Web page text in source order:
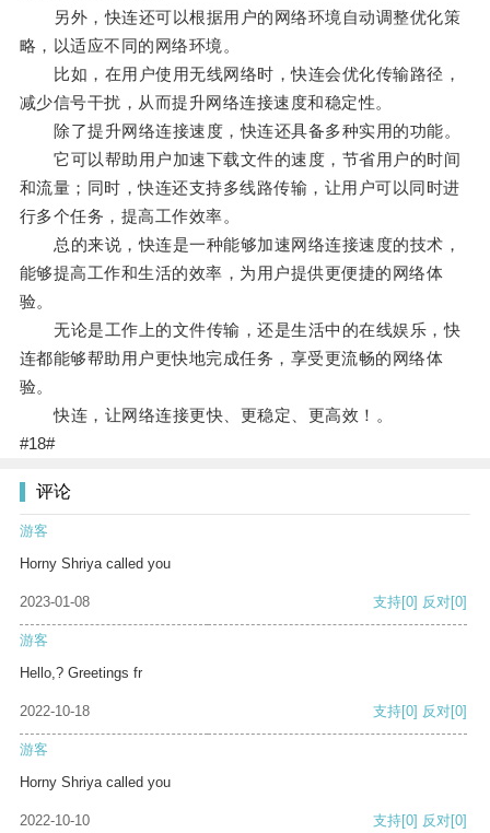
另外，快连还可以根据用户的网络环境自动调整优化策
略，以适应不同的网络环境。
比如，在用户使用无线网络时，快连会优化传输路径，
减少信号干扰，从而提升网络连接速度和稳定性。
除了提升网络连接速度，快连还具备多种实用的功能。
它可以帮助用户加速下载文件的速度，节省用户的时间
和流量；同时，快连还支持多线路传输，让用户可以同时进
行多个任务，提高工作效率。
总的来说，快连是一种能够加速网络连接速度的技术，
能够提高工作和生活的效率，为用户提供更便捷的网络体
验。
无论是工作上的文件传输，还是生活中的在线娱乐，快
连都能够帮助用户更快地完成任务，享受更流畅的网络体
验。
快连，让网络连接更快、更稳定、更高效！。
#18#
评论
游客
Horny Shriya called you
2023-01-08 支持[0] 反对[0]
游客
Hello,? Greetings fr
2022-10-18 支持[0] 反对[0]
游客
Horny Shriya called you
2022-10-10 支持[0] 反对[0]